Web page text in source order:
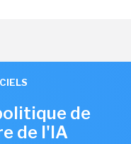
de
de l'IA